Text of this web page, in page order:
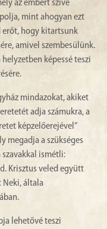
az embert szíve
mint ahogyan ezt
erőt, hogy kitartsunk
amivel szembesülünk.
képessé teszi
mindazokat, akiket
adja számukra, a
képzelőerejével”
megadja a szükséges
szavakkal ismétli:
Krisztus veled együtt
Neki, általa
lehetővé teszi